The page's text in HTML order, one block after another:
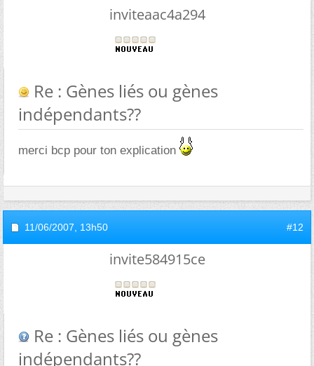
inviteaac4a294
Re : Gènes liés ou gènes
indépendants??
merci bcp pour ton explication
11/06/2007, 13h50 #12
invite584915ce
Re : Gènes liés ou gènes
indépendants??